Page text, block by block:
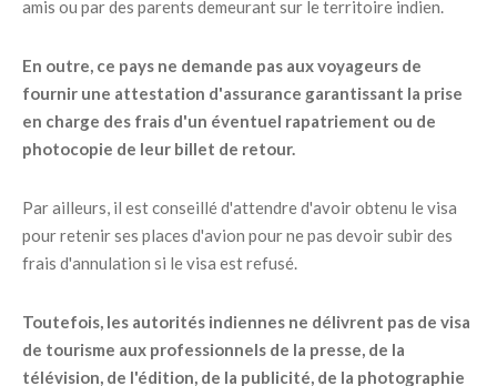
amis ou par des parents demeurant sur le territoire indien.
En outre, ce pays ne demande pas aux voyageurs de
fournir une attestation d'assurance garantissant la prise
en charge des frais d'un éventuel rapatriement ou de
photocopie de leur billet de retour.
Par ailleurs, il est conseillé d'attendre d'avoir obtenu le visa
pour retenir ses places d'avion pour ne pas devoir subir des
frais d'annulation si le visa est refusé.
Toutefois, les autorités indiennes ne délivrent pas de visa
de tourisme aux professionnels de la presse, de la
télévision, de l'édition, de la publicité, de la photographie